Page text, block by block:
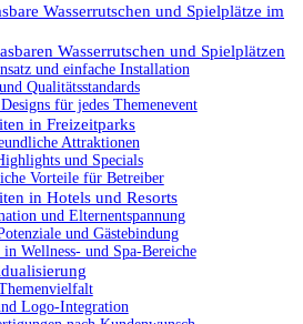
Wasserrutschen und Spielplätze im
Wasserrutschen und Spielplätzen
und einfache Installation
Qualitätsstandards
für jedes Themenevent
in Freizeitparks
Attraktionen
und Specials
Vorteile für Betreiber
in Hotels und Resorts
und Elternentspannung
und Gästebindung
Wellness- und Spa-Bereiche
Logo-Integration